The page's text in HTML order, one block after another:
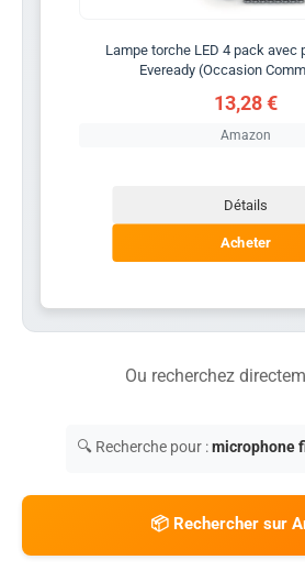
Lampe torche LED 4 pack avec
Eveready (Occasion
13,28 €
Amazon
Détails
Acheter
Ou recherchez
🔍 Recherche pour :microphone
📦 Rechercher sur